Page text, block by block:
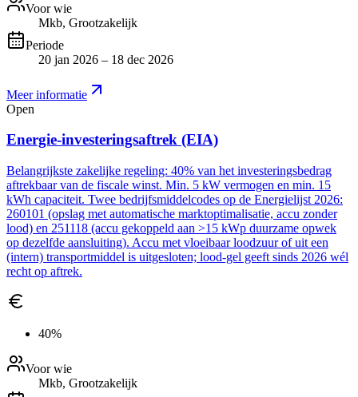
Voor wie
Mkb, Grootzakelijk
Periode
20 jan 2026 – 18 dec 2026
Meer informatie
Open
Energie-investeringsaftrek (EIA)
Belangrijkste zakelijke regeling: 40% van het investeringsbedrag
aftrekbaar van de fiscale winst. Min. 5 kW vermogen en min. 15
kWh capaciteit. Twee bedrijfsmiddelcodes op de Energielijst 2026:
260101 (opslag met automatische marktoptimalisatie, accu zonder
lood) en 251118 (accu gekoppeld aan >15 kWp duurzame opwek
op dezelfde aansluiting). Accu met vloeibaar loodzuur of uit een
(intern) transportmiddel is uitgesloten; lood-gel geeft sinds 2026 wél
recht op aftrek.
40%
Voor wie
Mkb, Grootzakelijk